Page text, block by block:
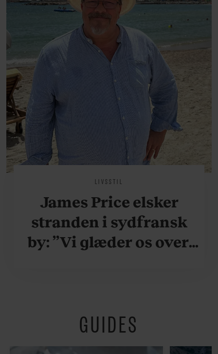
på.
LIVSSTIL
James Price elsker
stranden i sydfransk
by: ”Vi glæder os over,
fredeligt”
GUIDES